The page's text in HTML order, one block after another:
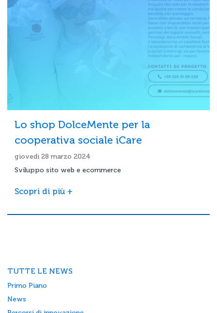
Lo shop DolceMente per la
cooperativa sociale iCare
giovedì 28 marzo 2024
Sviluppo sito web e ecommerce
Scopri di più +
TUTTE LE NEWS
Primo Piano
News